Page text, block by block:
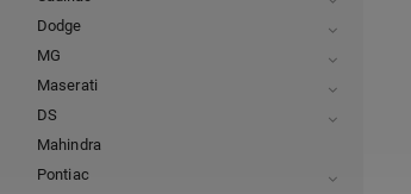
Dodge
MG
Maserati
DS
Mahindra
Pontiac